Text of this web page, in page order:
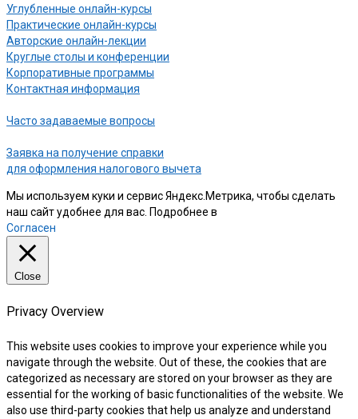
Углубленные онлайн-курсы
Практические онлайн-курсы
Авторские онлайн-лекции
Круглые столы и конференции
Корпоративные программы
Контактная информация
Часто задаваемые вопросы
Заявка на получение справки
для оформления налогового вычета
Мы используем куки и сервис Яндекс.Метрика, чтобы сделать
наш сайт удобнее для вас. Подробнее в
Согласен
Close
Privacy Overview
This website uses cookies to improve your experience while you
navigate through the website. Out of these, the cookies that are
categorized as necessary are stored on your browser as they are
essential for the working of basic functionalities of the website. We
also use third-party cookies that help us analyze and understand